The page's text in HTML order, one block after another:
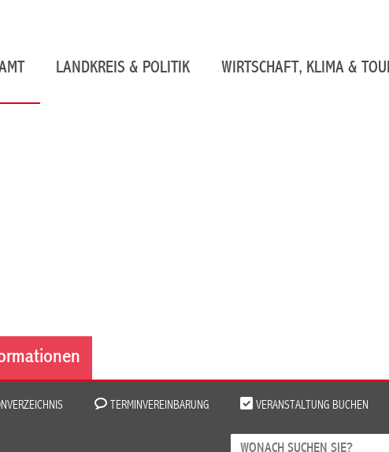
LANDKREIS & POLITIK WIRTSCHAFT, KLIMA &
TERMINVEREINBARUNG VERANSTALTUNG BUCHEN